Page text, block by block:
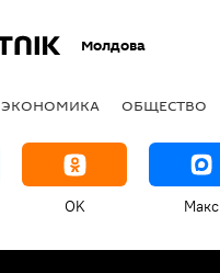
Молдова
ЭКОНОМИКА ОБЩЕСТВО
OK Макс